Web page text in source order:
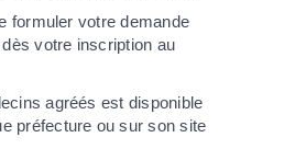
formuler votre demande
votre inscription au
agréés est disponible
préfecture ou sur son site